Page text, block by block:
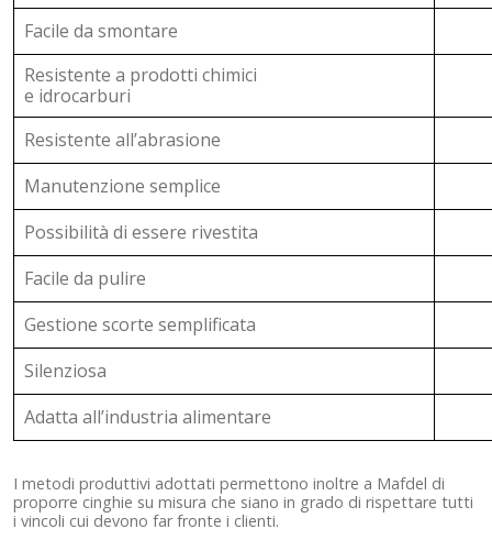
Facile da smontare
Resistente a prodotti chimici
e idrocarburi
Resistente all’abrasione
Manutenzione semplice
Possibilità di essere rivestita
Facile da pulire
Gestione scorte semplificata
Silenziosa
Adatta all’industria alimentare
I metodi produttivi adottati permettono inoltre a Mafdel di
proporre cinghie su misura che siano in grado di rispettare tutti
i vincoli cui devono far fronte i clienti.